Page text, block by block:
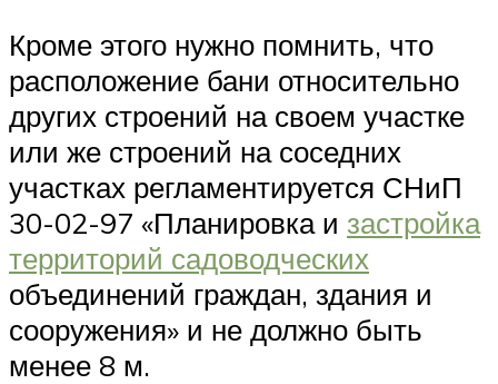
Кроме этого нужно помнить, что
расположение бани относительно
других строений на своем участке
или же строений на соседних
участках регламентируется СНиП
30-02-97 «Планировка и застройка
территорий садоводческих
объединений граждан, здания и
сооружения» и не должно быть
менее 8 м.